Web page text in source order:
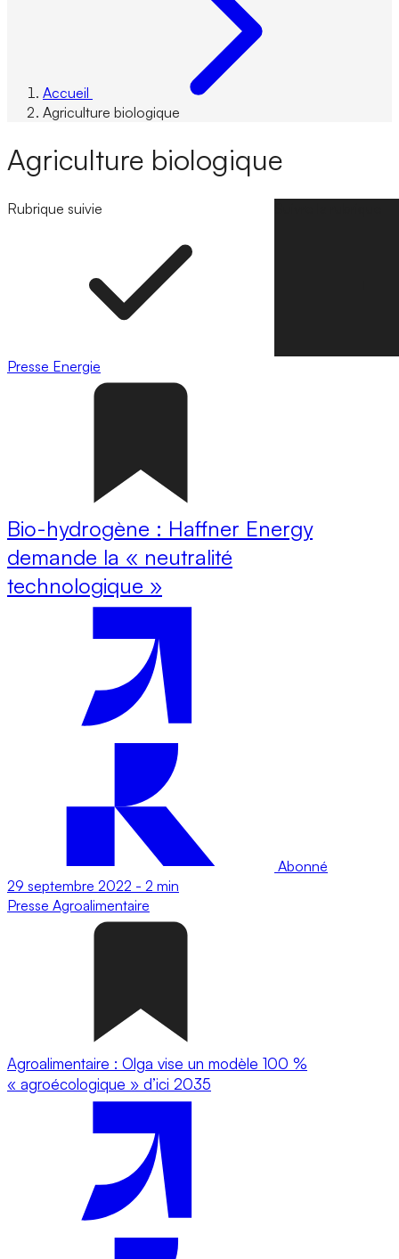
Accueil
Agriculture biologique
Agriculture biologique
Rubrique suivie
Presse Energie
Bio-hydrogène : Haffner Energy
demande la « neutralité
technologique »
Abonné
29 septembre 2022 - 2 min
Presse Agroalimentaire
Agroalimentaire : Olga vise un modèle 100 %
« agroécologique » d’ici 2035